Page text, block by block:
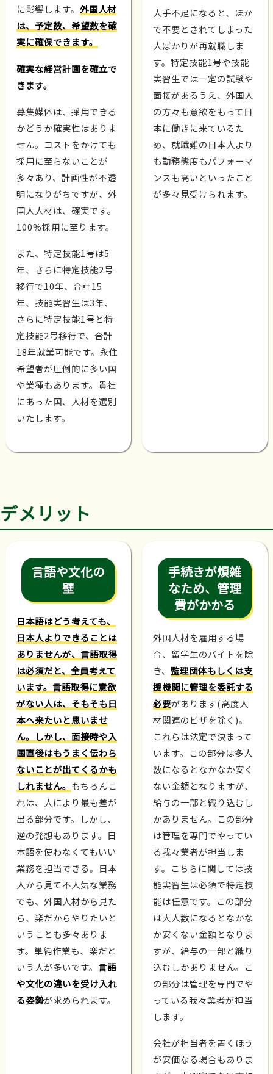
に影響します。 外国人材
は、予定数、希望数を確
実に確保できます。
確実な経営計画を確立で
きます。
募集媒体は、採用できる
かどうか確実性はありま
せん。コストをかけても
採用に至らないことが
多々あり、計画性が不透
明になりがちですが、外
国人人材は、確実です。
100%採用に至ります。
また、特定技能1号は5
年、さらに特定技能2号
移行で10年、合計15
年、技能実習生は3年、
さらに特定技能1号と特
定技能2号移行で、合計
18年就業可能です。永住
希望者が圧倒的に多い国
や業種もあります。貴社
にあった国、人材を選別
いたします。
人手不足になると、ほか
で不要とされてしまった
人ばかりが再就職しま
す。特定技能1号や技能
実習生では一定の試験や
面接があるうえ、外国人
の方々も意欲をもって日
本に働きに来ているた
め、就職難の日本人より
も勤務態度もパフォーマ
ンスも高いといったこと
が多々見受けられます。
デメリット
言語や文化の
壁
日本語はどう考えても、
日本人よりできることは
ありませんが、言語取得
は必須だと、全員考えて
います。言語取得に意欲
がない人は、そもそも日
本へ来たいと思いませ
ん。しかし、面接時や入
国直後はもうまく伝わら
ないことが出てくるかも
しれません。 もちろんこ
れは、人により最も差が
出る部分です。しかし、
逆の発想もあります。日
本語を使わなくてもいい
業務を担当できる。日本
人から見て不人気な業務
でも、外国人材から見た
ら、楽だからやりたいと
いうことも多々ありま
す。単純作業も、楽だと
いう人が多いです。 言語
や文化の違いを受け入れ
る姿勢が求められます。
手続きが煩雑
なため、管理
費がかかる
外国人材を雇用する場
合、留学生のバイトを除
き、 監理団体もしくは支
援機関に管理を委託する
必要があります(高度人
材関連のビザを除く)。
これらは法定で決まって
います。この部分は多人
数になるとなかなか安く
ない金額となりますが、
給与の一部と織り込むし
かありません。この部分
は管理を専門でやってい
る我々業者が担当しま
す。こちらに関しては技
能実習生は必須で特定技
能は任意です。この部分
は大人数になるとなかな
か安くない金額となりま
すが、給与の一部と織り
込むしかありません。こ
の部分は管理を専門でや
っている我々業者が担当
します。
会社が担当者を置くほう
が安価なる場合もありま